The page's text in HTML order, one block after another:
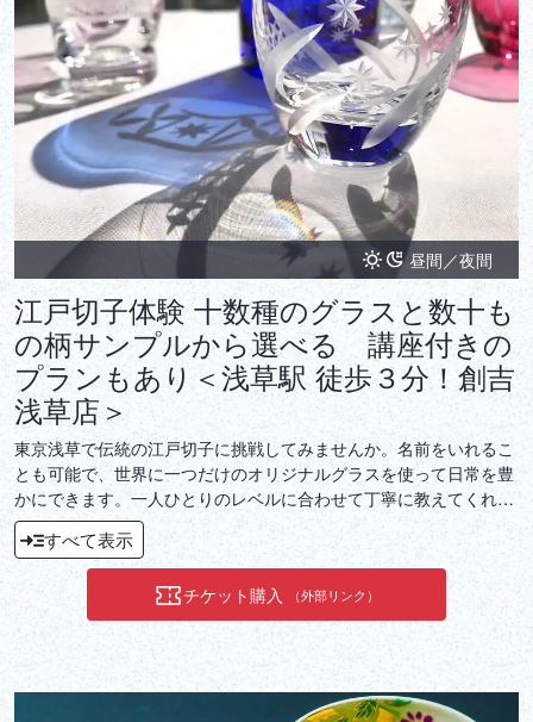
昼間／夜間
江戸切子体験 十数種のグラスと数十も
の柄サンプルから選べる 講座付きの
プランもあり＜浅草駅 徒歩３分！創吉
浅草店＞
東京浅草で伝統の江戸切子に挑戦してみませんか。名前をいれるこ
とも可能で、世界に一つだけのオリジナルグラスを使って日常を豊
かにできます。一人ひとりのレベルに合わせて丁寧に教えてくれる
ので安心！当日お持ち帰り可能で、贈答用にすることもできます。
すべて表示
チケット購入 （外部リンク）